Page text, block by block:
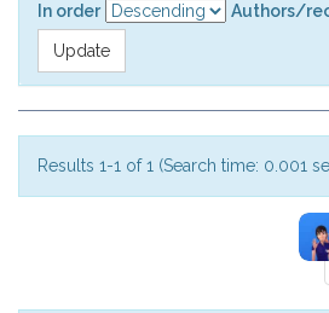
In order
Authors/
Results 1-1 of 1 (Search time: 0.001